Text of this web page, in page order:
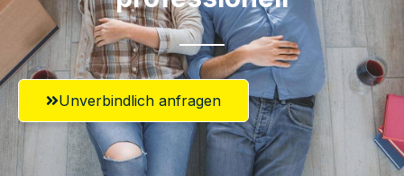
Unverbindlich anfragen